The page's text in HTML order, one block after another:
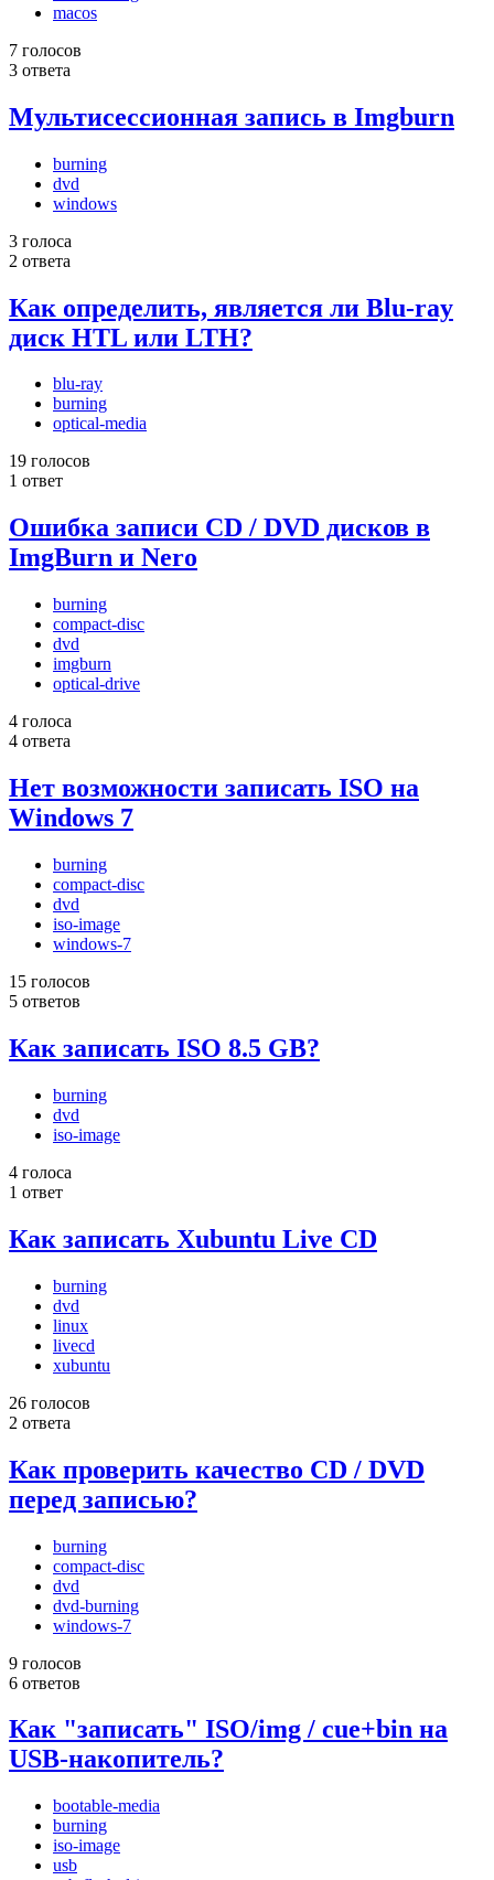
macos
7 голосов
3 ответа
Мультисессионная запись в Imgburn
burning
dvd
windows
3 голоса
2 ответа
Как определить, является ли Blu-ray
диск HTL или LTH?
blu-ray
burning
optical-media
19 голосов
1 ответ
Ошибка записи CD / DVD дисков в
ImgBurn и Nero
burning
compact-disc
dvd
imgburn
optical-drive
4 голоса
4 ответа
Нет возможности записать ISO на
Windows 7
burning
compact-disc
dvd
iso-image
windows-7
15 голосов
5 ответов
Как записать ISO 8.5 GB?
burning
dvd
iso-image
4 голоса
1 ответ
Как записать Xubuntu Live CD
burning
dvd
linux
livecd
xubuntu
26 голосов
2 ответа
Как проверить качество CD / DVD
перед записью?
burning
compact-disc
dvd
dvd-burning
windows-7
9 голосов
6 ответов
Как "записать" ISO/img / cue+bin на
USB-накопитель?
bootable-media
burning
iso-image
usb